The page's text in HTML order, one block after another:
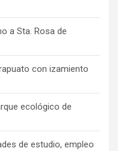
a Sta. Rosa de
con izamiento
ecológico de
de estudio, empleo